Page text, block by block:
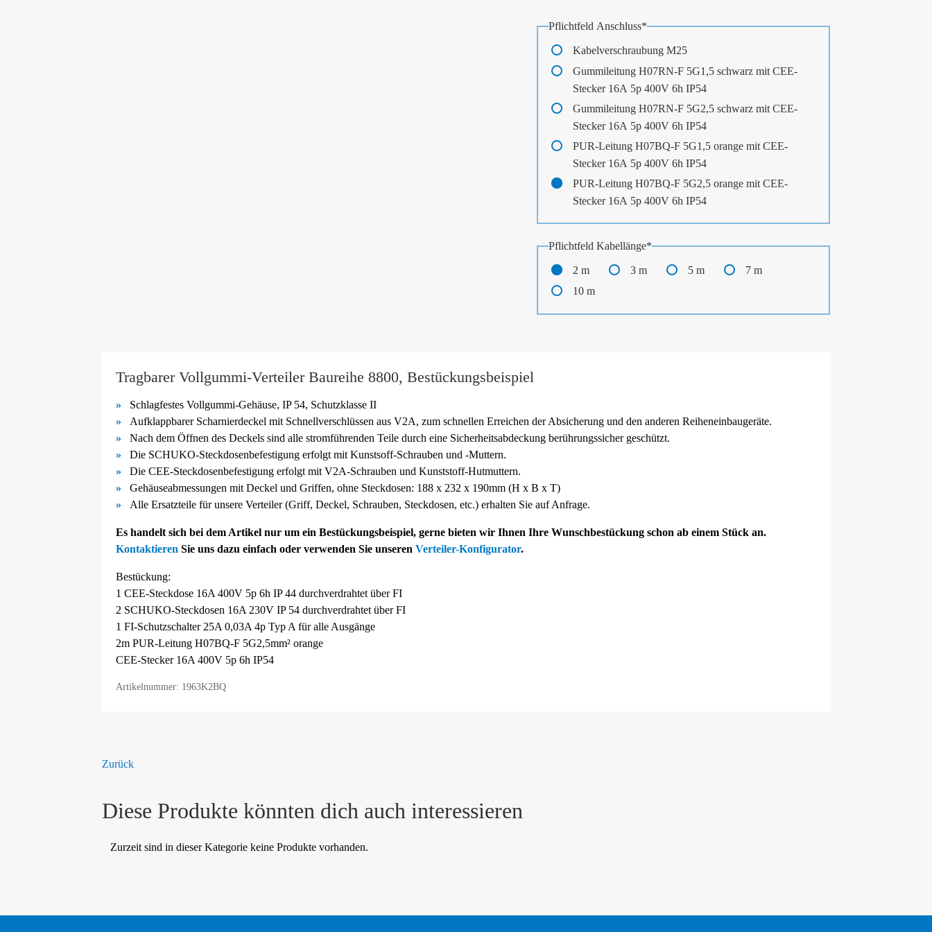
Pflichtfeld Anschluss*
Kabelverschraubung M25
Gummileitung H07RN-F 5G1,5 schwarz mit CEE-
Stecker 16A 5p 400V 6h IP54
Gummileitung H07RN-F 5G2,5 schwarz mit CEE-
Stecker 16A 5p 400V 6h IP54
PUR-Leitung H07BQ-F 5G1,5 orange mit CEE-
Stecker 16A 5p 400V 6h IP54
PUR-Leitung H07BQ-F 5G2,5 orange mit CEE-
Stecker 16A 5p 400V 6h IP54
Pflichtfeld Kabellänge*
2 m 3 m 5 m
7 m
10 m
Tragbarer Vollgummi-Verteiler Baureihe 8800, Bestückungsbeispiel
Schlagfestes Vollgummi-Gehäuse, IP 54, Schutzklasse II
Aufklappbarer Scharnierdeckel mit Schnellverschlüssen aus V2A, zum schnellen Erreichen der Absicherung und den anderen Reiheneinbaugeräte.
Nach dem Öffnen des Deckels sind alle stromführenden Teile durch eine Sicherheitsabdeckung berührungssicher geschützt.
Die SCHUKO-Steckdosenbefestigung erfolgt mit Kunstsoff-Schrauben und -Muttern.
Die CEE-Steckdosenbefestigung erfolgt mit V2A-Schrauben und Kunststoff-Hutmuttern.
Gehäuseabmessungen mit Deckel und Griffen, ohne Steckdosen: 188 x 232 x 190mm (H x B x T)
Alle Ersatzteile für unsere Verteiler (Griff, Deckel, Schrauben, Steckdosen, etc.) erhalten Sie auf Anfrage.
Es handelt sich bei dem Artikel nur um ein Bestückungsbeispiel, gerne bieten wir Ihnen Ihre Wunschbestückung schon ab einem Stück an.
Kontaktieren Sie uns dazu einfach oder verwenden Sie unseren Verteiler-Konfigurator.
Bestückung:
1 CEE-Steckdose 16A 400V 5p 6h IP 44 durchverdrahtet über FI
2 SCHUKO-Steckdosen 16A 230V IP 54 durchverdrahtet über FI
1 FI-Schutzschalter 25A 0,03A 4p Typ A für alle Ausgänge
2m PUR-Leitung H07BQ-F 5G2,5mm² orange
CEE-Stecker 16A 400V 5p 6h IP54
Artikelnummer: 1963K2BQ
Zurück
Diese Produkte könnten dich auch interessieren
Zurzeit sind in dieser Kategorie keine Produkte vorhanden.